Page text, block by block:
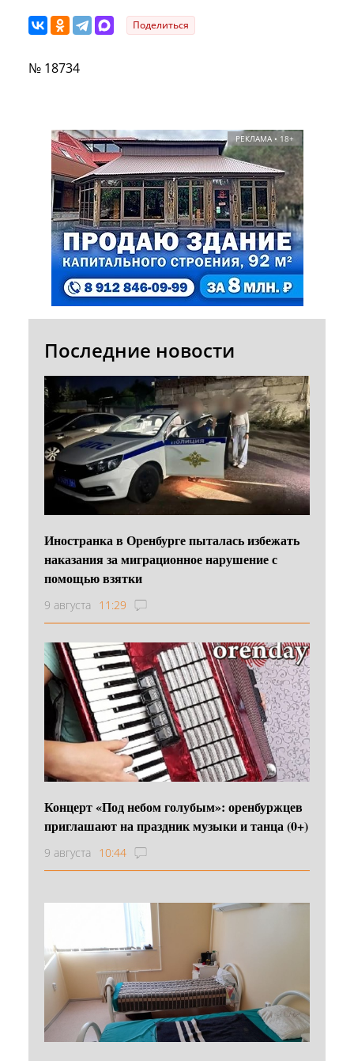
Поделиться
№ 18734
РЕКЛАМА • 18+
Последние новости
Иностранка в Оренбурге пыталась избежать
наказания за миграционное нарушение с
помощью взятки
9 августа 11:29
Концерт «Под небом голубым»: оренбуржцев
приглашают на праздник музыки и танца (0+)
9 августа 10:44